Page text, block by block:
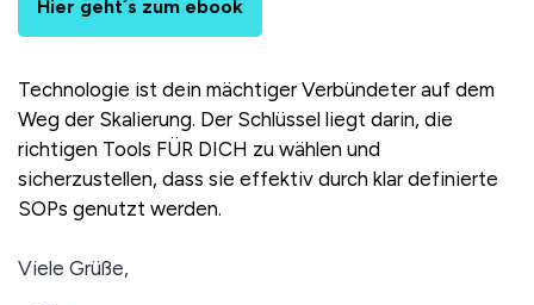
Hier geht´s zum ebook
Technologie ist dein mächtiger Verbündeter auf dem
Weg der Skalierung. Der Schlüssel liegt darin, die
richtigen Tools FÜR DICH zu wählen und
sicherzustellen, dass sie effektiv durch klar definierte
SOPs genutzt werden.
Viele Grüße,